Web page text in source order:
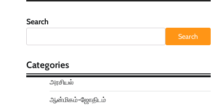
Search
Search
Categories
அரசியல்
ஆன்மிகம்-ஜோதிடம்